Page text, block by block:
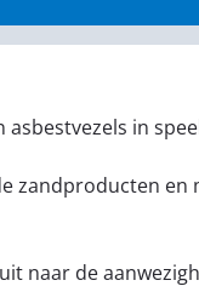
in
zandproducten en
naar de